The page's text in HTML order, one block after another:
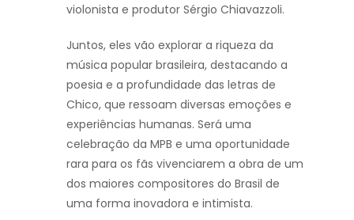
violonista e produtor Sérgio Chiavazzoli.
Juntos, eles vão explorar a riqueza da
música popular brasileira, destacando a
poesia e a profundidade das letras de
Chico, que ressoam diversas emoções e
experiências humanas. Será uma
celebração da MPB e uma oportunidade
rara para os fãs vivenciarem a obra de um
dos maiores compositores do Brasil de
uma forma inovadora e intimista.